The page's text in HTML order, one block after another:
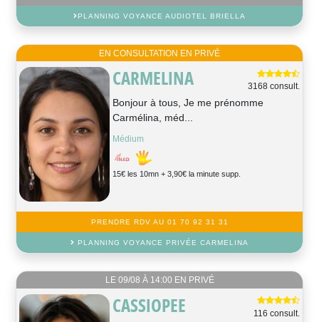
PLANNING VOYANCE AUDIOTEL BRIELLA
EN CONSULTATION EN PRIVÉ
CARMELINA 3168 consult.
Bonjour à tous, Je me prénomme
Carmélina, méd...
Médium
15€ les 10mn + 3,90€ la minute supp.
PRENDRE RDV AU 01 70 92 31 31
PLANNING VOYANCE PRIVÉE CARMELINA
LE 09/08 À 14:00 EN PRIVÉ
CASSIOPEE 116 consult.